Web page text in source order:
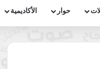
حوار الأكاديمية